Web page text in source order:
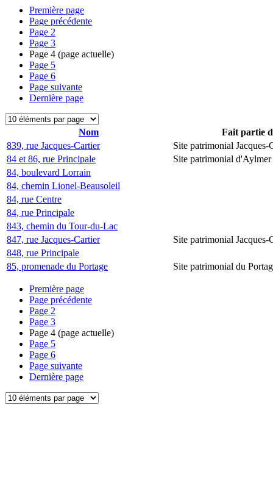
Première page
Page précédente
Page 2
Page 3
Page 4 (page actuelle)
Page 5
Page 6
Page suivante
Dernière page
Nom
Fait partie
839, rue Jacques-Cartier
Site patrimonial Jacques-
84 et 86, rue Principale
Site patrimonial d'Aylmer
84, boulevard Lorrain
84, chemin Lionel-Beausoleil
84, rue Centre
84, rue Principale
843, chemin du Tour-du-Lac
847, rue Jacques-Cartier
Site patrimonial Jacques-
848, rue Principale
85, promenade du Portage
Site patrimonial du
Première page
Page précédente
Page 2
Page 3
Page 4 (page actuelle)
Page 5
Page 6
Page suivante
Dernière page